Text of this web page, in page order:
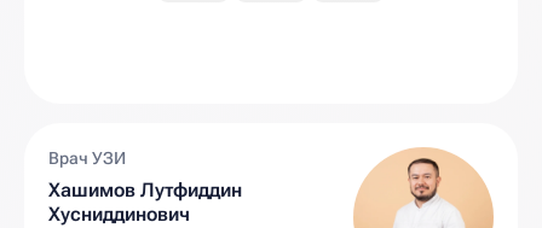
Врач УЗИ
Хашимов Лутфиддин
Хусниддинович